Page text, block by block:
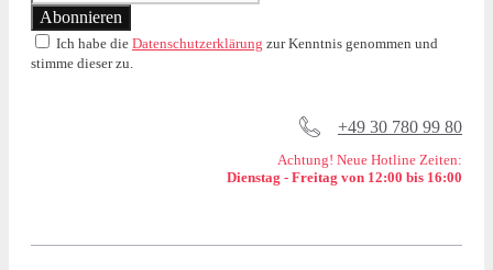
Ich habe die Datenschutzerklärung zur Kenntnis genommen und
stimme dieser zu.
+49 30 780 99 80
Achtung! Neue Hotline Zeiten:
Dienstag - Freitag von 12:00 bis 16:00